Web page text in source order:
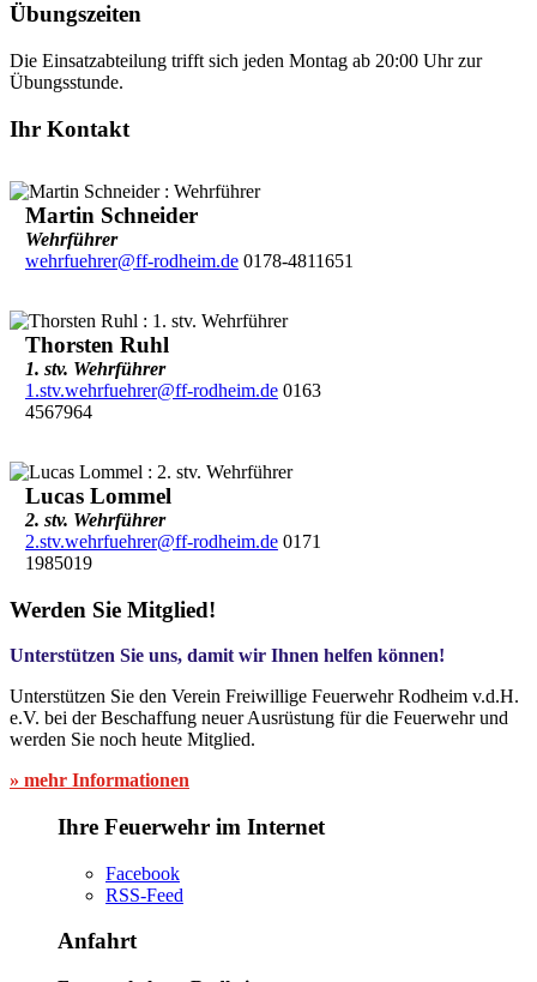
Übungszeiten
Die Einsatzabteilung trifft sich jeden Montag ab 20:00 Uhr zur
Übungsstunde.
Ihr Kontakt
Martin Schneider
Wehrführer
wehrfuehrer@ff-rodheim.de0178-4811651
Thorsten Ruhl
1. stv. Wehrführer
1.stv.wehrfuehrer@ff-rodheim.de0163
4567964
Lucas Lommel
2. stv. Wehrführer
2.stv.wehrfuehrer@ff-rodheim.de0171
1985019
Werden Sie Mitglied!
Unterstützen Sie uns, damit wir Ihnen helfen können!
Unterstützen Sie den Verein Freiwillige Feuerwehr Rodheim v.d.H.
e.V. bei der Beschaffung neuer Ausrüstung für die Feuerwehr und
werden Sie noch heute Mitglied.
» mehr Informationen
Ihre Feuerwehr im Internet
Facebook
RSS-Feed
Anfahrt